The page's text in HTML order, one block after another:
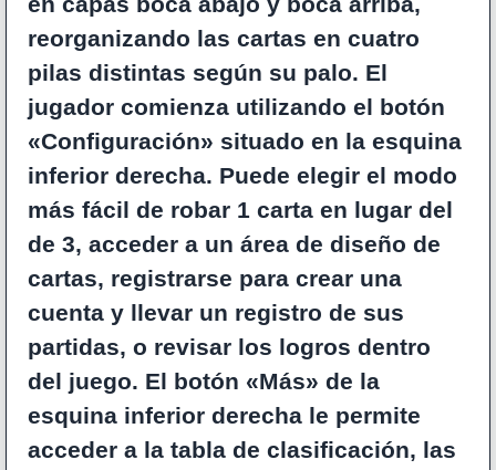
reorganizando las cartas en cuatro
pilas distintas según su palo. El
jugador comienza utilizando el botón
«Configuración» situado en la esquina
inferior derecha. Puede elegir el modo
más fácil de robar 1 carta en lugar del
de 3, acceder a un área de diseño de
cartas, registrarse para crear una
cuenta y llevar un registro de sus
partidas, o revisar los logros dentro
del juego. El botón «Más» de la
esquina inferior derecha le permite
acceder a la tabla de clasificación, las